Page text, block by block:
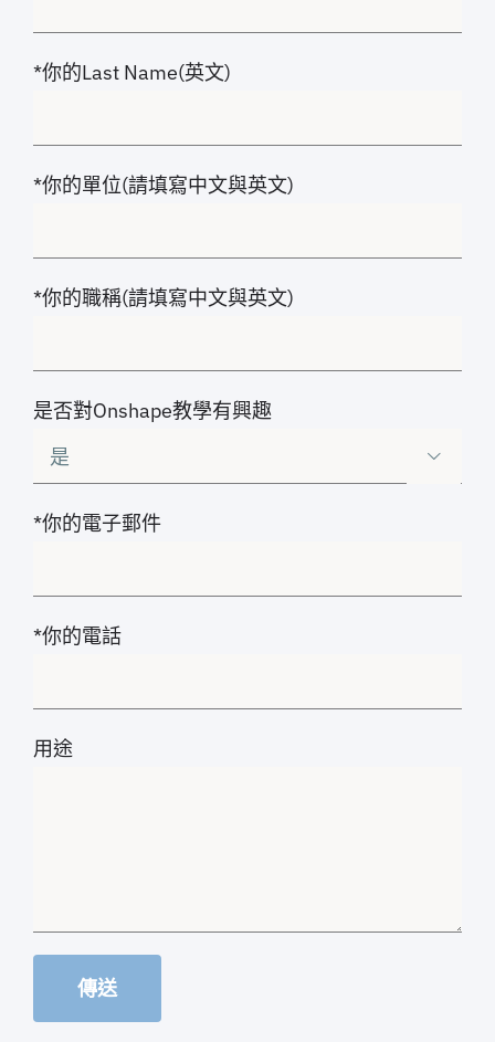
*你的Last Name(英文)
*你的單位(請填寫中文與英文)
*你的職稱(請填寫中文與英文)
是否對Onshape教學有興趣

*你的電子郵件
*你的電話
用途